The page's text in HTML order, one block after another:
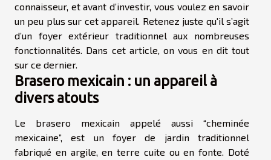
connaisseur, et avant d’investir, vous voulez en savoir
un peu plus sur cet appareil. Retenez juste qu'il s’agit
d’un foyer extérieur traditionnel aux nombreuses
fonctionnalités. Dans cet article, on vous en dit tout
sur ce dernier.
Brasero mexicain : un appareil à
divers atouts
Le brasero mexicain appelé aussi “cheminée
mexicaine”, est un foyer de jardin traditionnel
fabriqué en argile, en terre cuite ou en fonte. Doté